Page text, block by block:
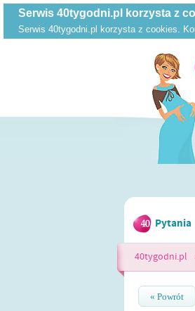
Pytania
40tygodni.pl
« Powrót